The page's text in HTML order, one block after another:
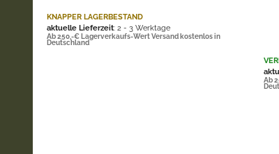
KNAPPER LAGERBESTAND
aktuelle Lieferzeit: 2 - 3 Werktage
Ab 250,-€ Lagerverkaufs-Wert Versand kostenlos in
Deutschland
Ab